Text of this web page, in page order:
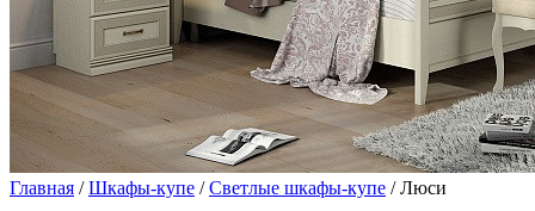
Главная /Шкафы-купе /Светлые шкафы-купе / Люси